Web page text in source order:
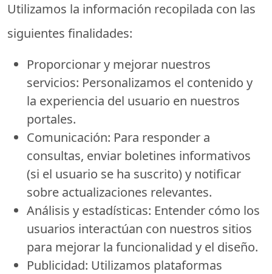
Utilizamos la información recopilada con las
siguientes finalidades:
Proporcionar y mejorar nuestros
servicios: Personalizamos el contenido y
la experiencia del usuario en nuestros
portales.
Comunicación: Para responder a
consultas, enviar boletines informativos
(si el usuario se ha suscrito) y notificar
sobre actualizaciones relevantes.
Análisis y estadísticas: Entender cómo los
usuarios interactúan con nuestros sitios
para mejorar la funcionalidad y el diseño.
Publicidad: Utilizamos plataformas